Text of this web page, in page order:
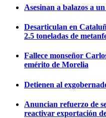
Asesinan a balazos a
Desarticulan en
2.5 toneladas de
Fallece monseñor
emérito de Morelia
Detienen al
Anuncian refuerzo de
reactivar exportación